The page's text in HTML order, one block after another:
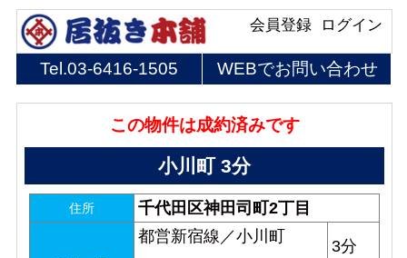
ログイン
会員登録
Tel.03-6416-1505 WEBでお問い合わせ
この物件は成約済みです
小川町 3分
住所 千代田区神田司町2丁目
都営新宿線／小川町
3分